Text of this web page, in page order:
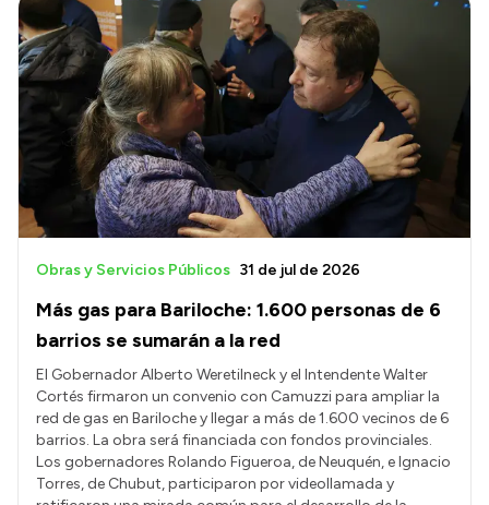
Más gas para Bariloche: 1.600 personas de 6
barrios se sumarán a la red
Obras y Servicios Públicos 31 de jul de 2026
El Gobernador Alberto Weretilneck y el Intendente Walter
Cortés firmaron un convenio con Camuzzi para ampliar la
red de gas en Bariloche y llegar a más de 1.600 vecinos de 6
barrios. La obra será financiada con fondos provinciales.
Los gobernadores Rolando Figueroa, de Neuquén, e Ignacio
Torres, de Chubut, participaron por videollamada y